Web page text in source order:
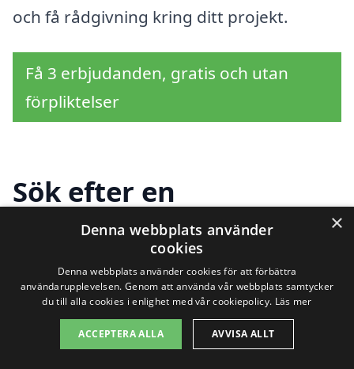
och få rådgivning kring ditt projekt.
Få 3 erbjudanden, gratis och utan
förpliktelser
Sök efter en
professionell för
renovera trappa i andra
städer nära Nättraby
×
Denna webbplats använder
cookies
Denna webbplats använder cookies för att förbättra
användarupplevelsen. Genom att använda vår webbplats samtycker
du till alla cookies i enlighet med vår cookiepolicy. Läs mer
ACCEPTERA ALLA AVVISA ALLT